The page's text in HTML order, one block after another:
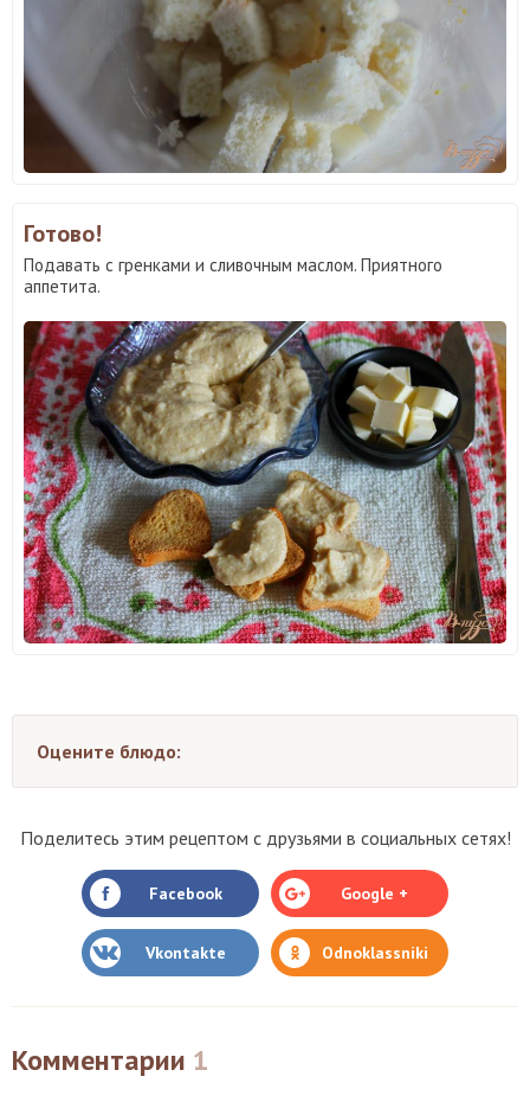
Готово!
Подавать с гренками и сливочным маслом. Приятного
аппетита.
Оцените блюдо:
Поделитесь этим рецептом с друзьями в социальных сетях!
Facebook Google +
Vkontakte Odnoklassniki
Комментарии 1